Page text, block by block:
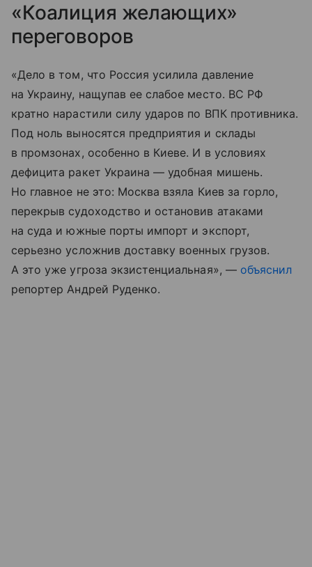
«Коалиция желающих»
переговоров
«Дело в том, что Россия усилила давление
на Украину, нащупав ее слабое место. ВС РФ
кратно нарастили силу ударов по ВПК противника.
Под ноль выносятся предприятия и склады
в промзонах, особенно в Киеве. И в условиях
дефицита ракет Украина — удобная мишень.
Но главное не это: Москва взяла Киев за горло,
перекрыв судоходство и остановив атаками
на суда и южные порты импорт и экспорт,
серьезно усложнив доставку военных грузов.
А это уже угроза экзистенциальная», — объяснил
репортер Андрей Руденко.